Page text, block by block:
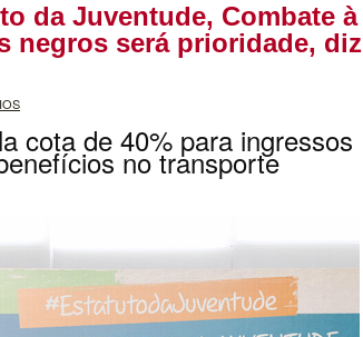
da Juventude, Combate à
negros será prioridade, diz
cota de 40% para ingressos
no transporte